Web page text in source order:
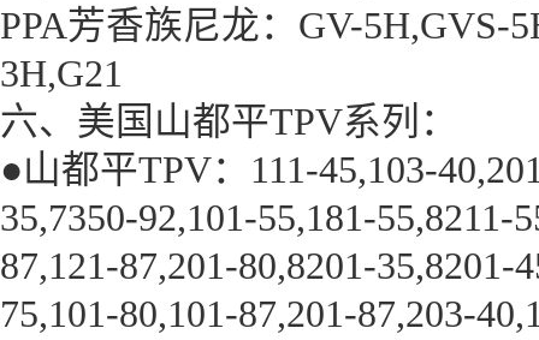
PPA芳香族尼龙：GV-5H,GVS-
3H,G21
六、美国山都平TPV系列：
●山都平TPV：111-45,103-
35,7350-92,101-55,181-55,8211-
87,121-87,201-80,8201-35,8201-
75,101-80,101-87,201-87,203-